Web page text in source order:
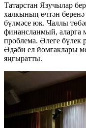
Татарстан Язучылар
халкының өчтән беренә
бүлмәсе юк. Чаллы
финансланмый, аларга
проблема. Әлеге
Әдәби ел йомгаклары
яңгыратты.